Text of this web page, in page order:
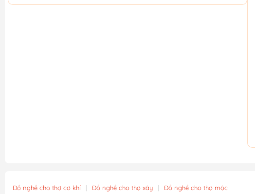
Đồ nghề cho thợ cơ khí | Đồ nghề cho thợ xây | Đồ nghề cho thợ mộc